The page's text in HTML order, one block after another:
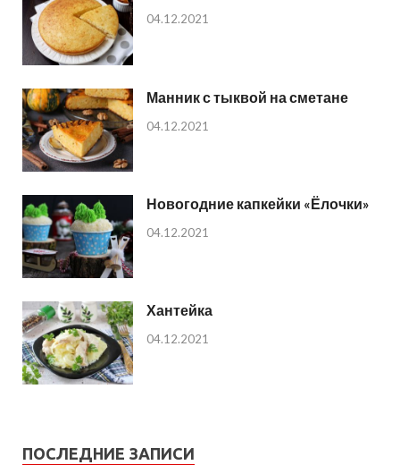
04.12.2021
Манник с тыквой на сметане
04.12.2021
Новогодние капкейки «Ёлочки»
04.12.2021
Хантейка
04.12.2021
ПОСЛЕДНИЕ ЗАПИСИ